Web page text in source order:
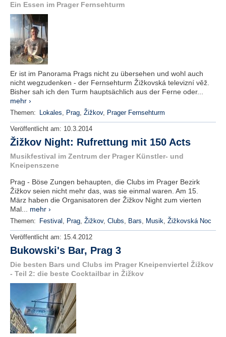
Ein Essen im Prager Fernsehturm
Er ist im Panorama Prags nicht zu übersehen und wohl auch
nicht wegzudenken - der Fernsehturm Žižkovská televizní věž.
Bisher sah ich den Turm hauptsächlich aus der Ferne oder...
mehr ›
Themen: Lokales, Prag, Žižkov, Prager Fernsehturm
Veröffentlicht am: 10.3.2014
Žižkov Night: Rufrettung mit 150 Acts
Musikfestival im Zentrum der Prager Künstler- und
Kneipenszene
Prag - Böse Zungen behaupten, die Clubs im Prager Bezirk
Žižkov seien nicht mehr das, was sie einmal waren. Am 15.
März haben die Organisatoren der Žižkov Night zum vierten
Mal... mehr ›
Themen: Festival , Prag, Žižkov, Clubs, Bars, Musik, Žižkovská Noc
Veröffentlicht am: 15.4.2012
Bukowski's Bar, Prag 3
Die besten Bars und Clubs im Prager Kneipenviertel Žižkov
- Teil 2: die beste Cocktailbar in Žižkov